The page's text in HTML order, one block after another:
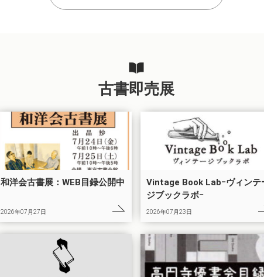
古書即売展
和洋会古書展：WEB目録公開中
2026年07月27日
Vintage Book Labｰヴィンテ
ジブックラボｰ
2026年07月23日